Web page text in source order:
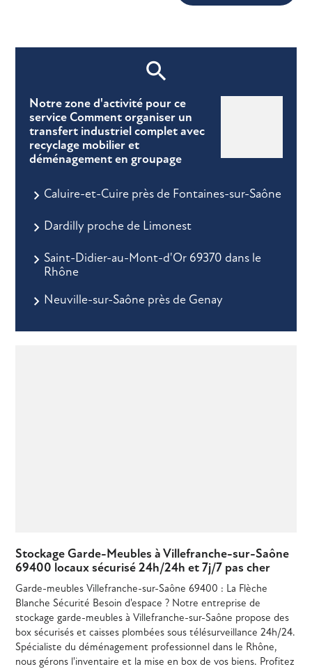
Notre zone d'activité pour ce
service Comment organiser un
transfert industriel complet avec
recyclage mobilier et
déménagement en groupage
Caluire-et-Cuire près de Fontaines-sur-Saône
Dardilly proche de Limonest
Saint-Didier-au-Mont-d'Or 69370 dans le
Rhône
Neuville-sur-Saône près de Genay
Stockage Garde-Meubles à Villefranche-sur-Saône
69400 locaux sécurisé 24h/24h et 7j/7 pas cher
Garde-meubles Villefranche-sur-Saône 69400 : La Flèche
Blanche Sécurité Besoin d'espace ? Notre entreprise de
stockage garde-meubles à Villefranche-sur-Saône propose des
box sécurisés et caisses plombées sous télésurveillance 24h/24.
Spécialiste du déménagement professionnel dans le Rhône,
nous gérons l'inventaire et la mise en box de vos biens. Profitez